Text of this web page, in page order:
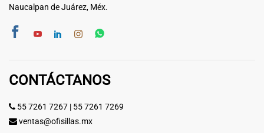
Naucalpan de Juárez, Méx.
CONTÁCTANOS
55 7261 7267 | 55 7261 7269
ventas@ofisillas.mx